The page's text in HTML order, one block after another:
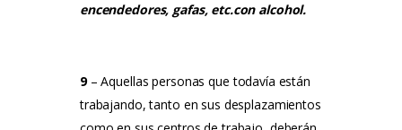
encendedores, gafas, etc.con alcohol.
9– Aquellas personas que todavía están
trabajando, tanto en sus desplazamientos